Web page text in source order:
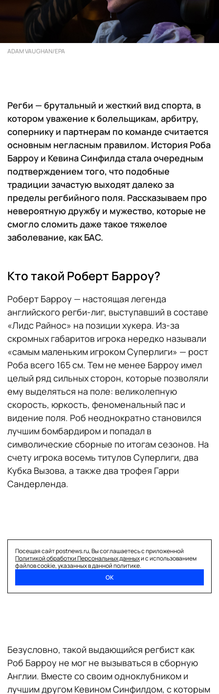
ADAM VAUGHAN/EPA
Регби — брутальный и жесткий вид спорта, в
котором уважение к болельщикам, арбитру,
сопернику и партнерам по команде считается
основным негласным правилом. История Роба
Барроу и Кевина Синфилда стала очередным
подтверждением того, что подобные
традиции зачастую выходят далеко за
пределы регбийного поля. Рассказываем про
невероятную дружбу и мужество, которые не
смогло сломить даже такое тяжелое
заболевание, как БАС.
Кто такой Роберт Барроу?
Роберт Барроу — настоящая легенда
английского регби-лиг, выступавший в составе
«Лидс Райнос» на позиции хукера. Из-за
скромных габаритов игрока нередко называли
«самым маленьким игроком Суперлиги» — рост
Роба всего 165 см. Тем не менее Барроу имел
целый ряд сильных сторон, которые позволяли
ему выделяться на поле: великолепную
скорость, юркость, феноменальный пас и
видение поля. Роб неоднократно становился
лучшим бомбардиром и попадал в
символические сборные по итогам сезонов. На
счету игрока восемь титулов Суперлиги, два
Кубка Вызова, а также два трофея Гарри
Сандерленда.
Безусловно, такой выдающийся регбист как
Роб Барроу не мог не вызываться в сборную
Англии. Вместе со своим одноклубником и
лучшим другом Кевином Синфилдом, с которым
Посещая сайт postnews.ru, Вы соглашаетесь с приложенной
Политикой обработки Персональных данныхи с использованием
файлов cookie, указанных в данной политике.
ОК